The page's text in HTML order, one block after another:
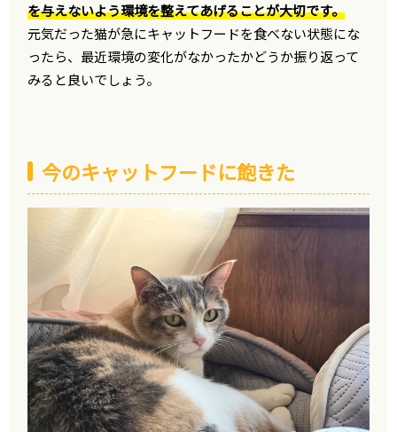
を与えないよう環境を整えてあげることが大切です。
元気だった猫が急にキャットフードを食べない状態にな
ったら、最近環境の変化がなかったかどうか振り返って
みると良いでしょう。
今のキャットフードに飽きた